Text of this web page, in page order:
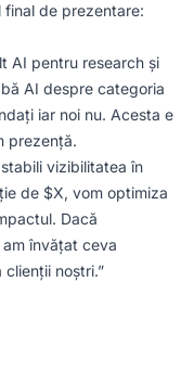
final de prezentare:
AI pentru research și
AI despre categoria
iar noi nu. Acesta e
prezență.
vizibilitatea în
de $X, vom optimiza
Dacă
învățat ceva
noștri.”